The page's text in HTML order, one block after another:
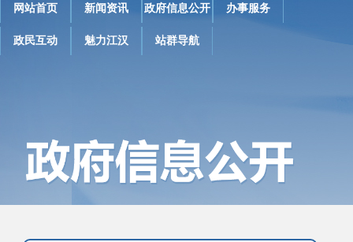
网站首页 新闻资讯 政府信息公开 办事服务
政民互动 魅力江汉 站群导航